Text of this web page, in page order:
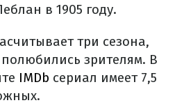
в 1905 году.
три сезона,
зрителям. В
IMDb сериал имеет 7,5